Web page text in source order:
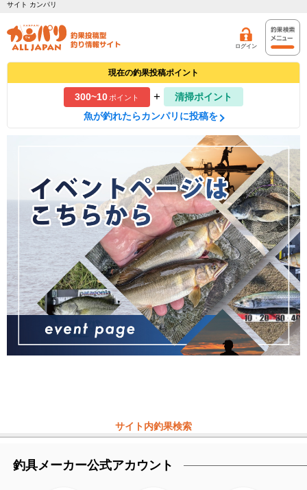
サイト カンパリ
ログイン
現在の釣果投稿ポイント
300~10ポイント +
清掃ポイント
魚が釣れたらカンパリに投稿を
サイト内釣果検索
釣具メーカー公式アカウント